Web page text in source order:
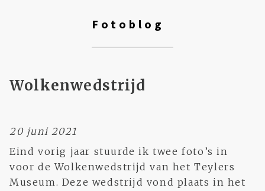
Fotoblog
Wolkenwedstrijd
20 juni 2021
Eind vorig jaar stuurde ik twee foto’s in
voor de Wolkenwedstrijd van het Teylers
Museum. Deze wedstrijd vond plaats in het